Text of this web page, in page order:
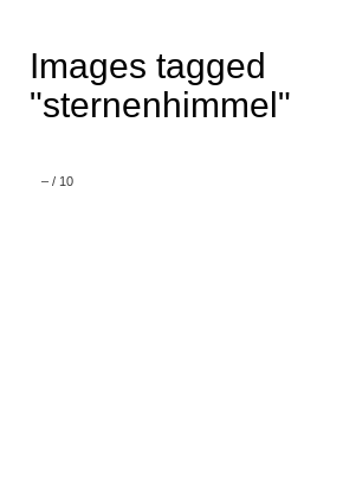
Images tagged
"sternenhimmel"
– / 10